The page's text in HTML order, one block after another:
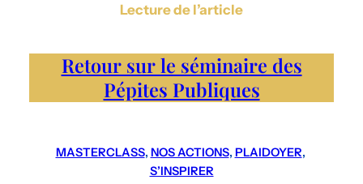
Lecture de l’article
Retour sur le séminaire des
Pépites Publiques
MASTERCLASS, NOS ACTIONS, PLAIDOYER
S’INSPIRER